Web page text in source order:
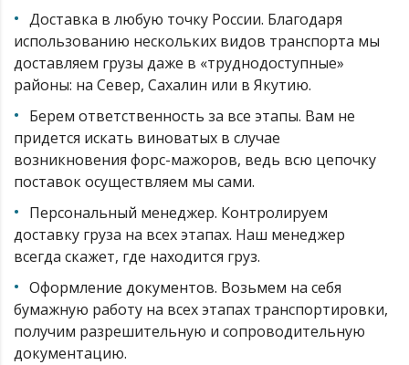
Доставка в любую точку России. Благодаря
использованию нескольких видов транспорта мы
доставляем грузы даже в «труднодоступные»
районы: на Север, Сахалин или в Якутию.
Берем ответственность за все этапы. Вам не
придется искать виноватых в случае
возникновения форс-мажоров, ведь всю цепочку
поставок осуществляем мы сами.
Персональный менеджер. Контролируем
доставку груза на всех этапах. Наш менеджер
всегда скажет, где находится груз.
Оформление документов. Возьмем на себя
бумажную работу на всех этапах транспортировки,
получим разрешительную и сопроводительную
документацию.